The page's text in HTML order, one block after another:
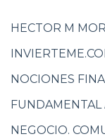
HECTOR M
NOCIONES
FUNDAMENTAL
NEGOCIO.